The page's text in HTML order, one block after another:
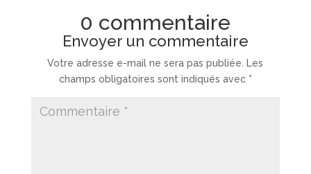
0 commentaire
Envoyer un commentaire
Votre adresse e-mail ne sera pas publiée. Les
champs obligatoires sont indiqués avec *